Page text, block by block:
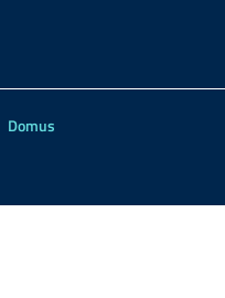
Domus